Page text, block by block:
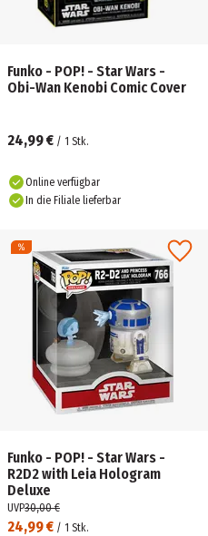
Funko - POP! - Star Wars -
Obi-Wan Kenobi Comic Cover
24,99 € / 1 Stk.
Online verfügbar
In die Filiale lieferbar
Funko - POP! - Star Wars -
R2D2 with Leia Hologram
Deluxe
24,99 € / 1 Stk.
UVP30,00 €